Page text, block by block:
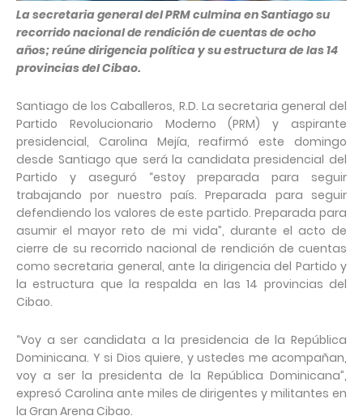
La secretaria general del PRM culmina en Santiago su
recorrido nacional de rendición de cuentas de ocho
años; reúne dirigencia política y su estructura de las 14
provincias del Cibao.
Santiago de los Caballeros, R.D. La secretaria general del
Partido Revolucionario Moderno (PRM) y aspirante
presidencial, Carolina Mejía, reafirmó este domingo
desde Santiago que será la candidata presidencial del
Partido y aseguró “estoy preparada para seguir
trabajando por nuestro país. Preparada para seguir
defendiendo los valores de este partido. Preparada para
asumir el mayor reto de mi vida”, durante el acto de
cierre de su recorrido nacional de rendición de cuentas
como secretaria general, ante la dirigencia del Partido y
la estructura que la respalda en las 14 provincias del
Cibao.
“Voy a ser candidata a la presidencia de la República
Dominicana. Y si Dios quiere, y ustedes me acompañan,
voy a ser la presidenta de la República Dominicana”,
expresó Carolina ante miles de dirigentes y militantes en
la Gran Arena Cibao.